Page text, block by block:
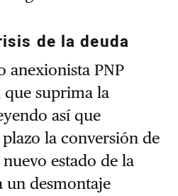
de la deuda
anexionista PNP
suprima la
así que
la conversión de
estado de la
un desmontaje